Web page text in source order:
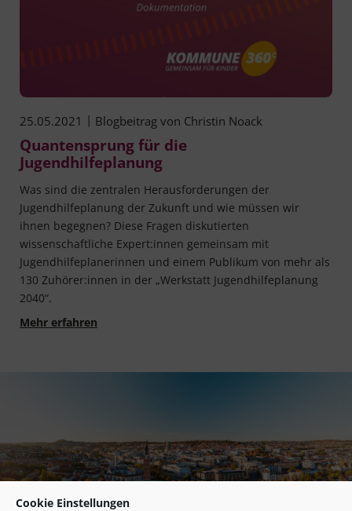
Cookie Einstellungen
25.05.2021 | Blogbeitrag von Christin Noack
Quantensprung für die
Jugendhilfeplanung
Was sind die zentralen Herausforderungen der
Jugendhilfeplanung der Zukunft und wie müssen wir
ihnen begegnen? Diese Fragen diskutierten
wissenschaftliche Expert:innen gemeinsam mit
Jugendhilfeplanerinnen und einem Publikum von mehr als
130 Zuhörer:innen in der „Werkstatt Jugendhilfeplanung
2040“.
Mehr erfahrenQuantensprung für die Jugendhilfeplanung